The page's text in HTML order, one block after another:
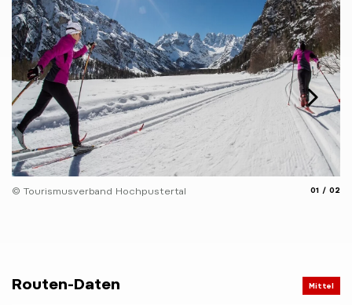
© Tourismusverband Hochpustertal 01 02
Routen-Daten Mittel